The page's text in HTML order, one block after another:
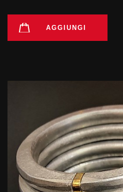
AGGIUNGI